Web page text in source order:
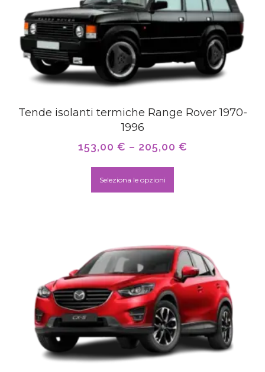
Tende isolanti termiche Range Rover 1970-
1996
153,00 € – 205,00 €
Seleziona le opzioni